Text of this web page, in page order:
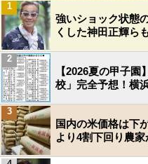
強いショック状態
くした神田正輝ら
1
【2026夏の甲子
校」完全予想！横
2
国内の米価格は下
より4割下回り農
3